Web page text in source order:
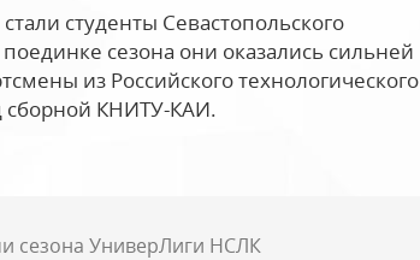
студенты Севастопольского
сезона они оказались сильней
из Российского технологического
сборной КНИТУ-КАИ.
сезона УниверЛиги НСЛК